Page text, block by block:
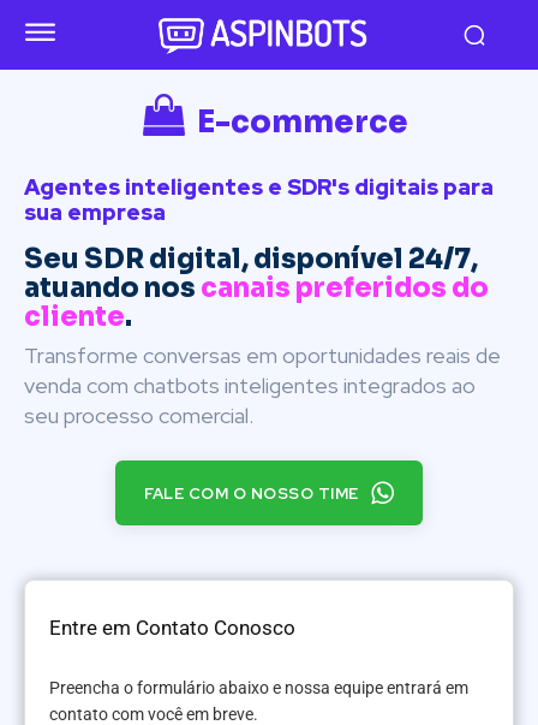
E-commerce
Agentes inteligentes e SDR's digitais para
sua empresa
Seu SDR digital, disponível 24/7,
atuando nos canais preferidos do
cliente.
Transforme conversas em oportunidades reais de
venda com chatbots inteligentes integrados ao
seu processo comercial.
FALE COM O NOSSO TIME
Entre em Contato Conosco
Preencha o formulário abaixo e nossa equipe entrará em
contato com você em breve.